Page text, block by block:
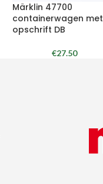
Märklin 47700
containerwagen met
opschrift DB
€27.50